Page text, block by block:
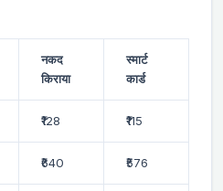
नकद
किराया
स्मार्ट
कार्ड
₹128 ₹115
₹640 ₹576